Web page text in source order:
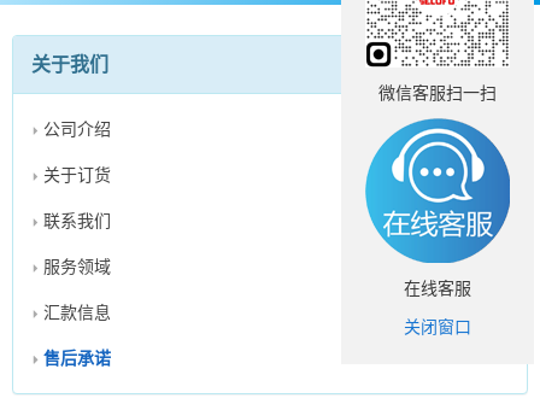
关于我们
公司介绍
关于订货
联系我们
服务领域
汇款信息
售后承诺
微信客服扫一扫
在线客服
关闭窗口